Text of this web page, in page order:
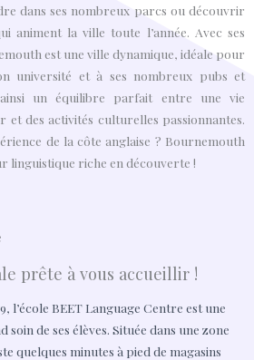
dans ses nombreux parcs ou découvrir
animent la ville toute l’année. Avec ses
est une ville dynamique, idéale pour
université et à ses nombreux pubs et
un équilibre parfait entre une vie
des activités culturelles passionnantes.
de la côte anglaise ? Bournemouth
linguistique riche en découverte !
prête à vous accueillir !
l’école BEET Language Centre est une
de ses élèves. Située dans une zone
quelques minutes à pied de magasins